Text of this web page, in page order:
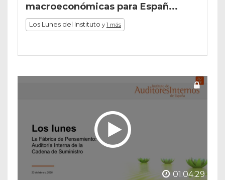
macroeconómicas para Españ...
Los Lunes del Instituto y 1 más
01:04:29